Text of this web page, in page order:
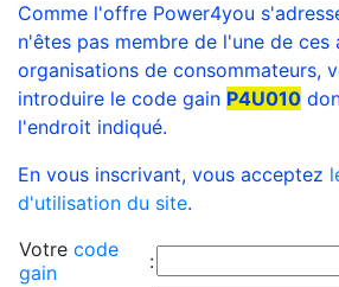
Comme l'offre Power4you
n'êtes pas membre de l'une de ces
organisations de consommateurs,
introduire le code gain P4U010
l'endroit indiqué.
En vous inscrivant, vous acceptez
d'utilisation du site.
Votre code
gain
: